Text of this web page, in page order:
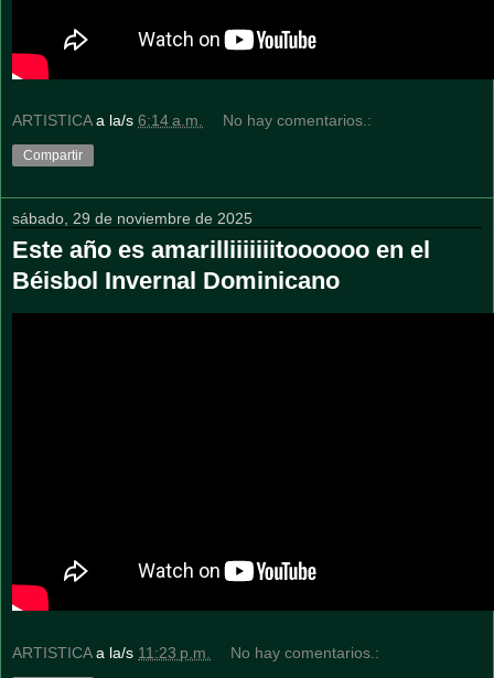
ARTISTICA a la/s 6:14 a.m. No hay comentarios.:
Compartir
sábado, 29 de noviembre de 2025
Este año es amarilliiiiiiitoooooo en el
Béisbol Invernal Dominicano
ARTISTICA a la/s 11:23 p.m. No hay comentarios.: